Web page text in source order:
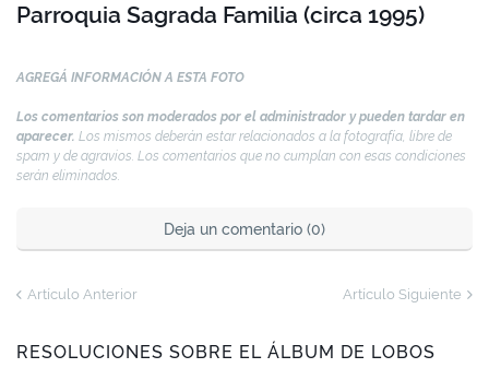
Parroquia Sagrada Familia (circa 1995)
AGREGÁ INFORMACIÓN A ESTA FOTO
Los comentarios son moderados por el administrador y pueden tardar en
aparecer. Los mismos deberán estar relacionados a la fotografía, libre de
spam y de agravios. Los comentarios que no cumplan con esas condiciones
serán eliminados.
Deja un comentario (0)
Artículo Anterior Artículo Siguiente
RESOLUCIONES SOBRE EL ÁLBUM DE LOBOS